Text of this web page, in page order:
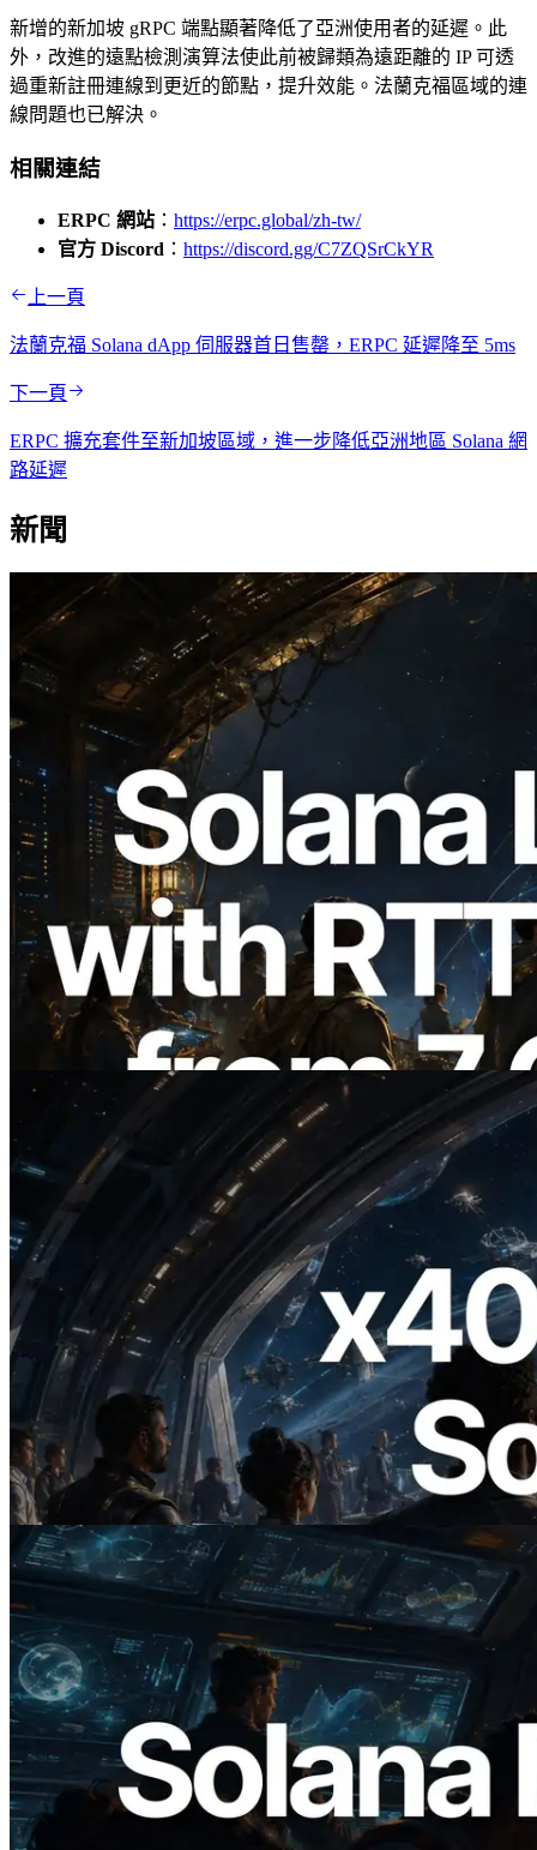
新增的新加坡 gRPC 端點顯著降低了亞洲使用者的延遲。此
外，改進的遠點檢測演算法使此前被歸類為遠距離的 IP 可透
過重新註冊連線到更近的節點，提升效能。法蘭克福區域的連
線問題也已解決。
相關連結
ERPC 網站 ： https://erpc.global/zh-tw/
官方 Discord ： https://discord.gg/C7ZQSrCkYR
上一頁
法蘭克福 Solana dApp 伺服器首日售罄，ERPC 延遲降至 5ms
下一頁
ERPC 擴充套件至新加坡區域，進一步降低亞洲地區 Solana 網
路延遲
新聞
2026.08.05
ERPC 擴展 Solana Leader Slot API：新
增全球 7 個區域的 Ping 測量 —
Validators Information API 同步上線
2026.07.04
ERPC 發布支援 x402 支付的 Solana RPC
— AI Agent 按需為 API 付款的時代開啟
閱讀此文章
2026.05.24